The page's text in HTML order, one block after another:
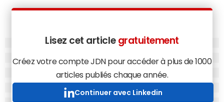
Lisez cet article gratuitement
Créez votre compte JDN pour accéder à plus de 1000
articles publiés chaque année.
Continuer avec Linkedin